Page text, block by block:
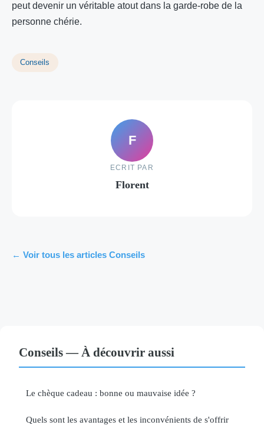
peut devenir un véritable atout dans la garde-robe de la
personne chérie.
Conseils
F
ECRIT PAR
Florent
← Voir tous les articles Conseils
Conseils — À découvrir aussi
Le chèque cadeau : bonne ou mauvaise idée ?
Quels sont les avantages et les inconvénients de s'offrir